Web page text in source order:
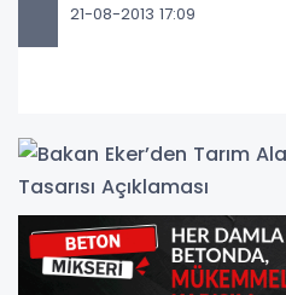
21-08-2013 17:09